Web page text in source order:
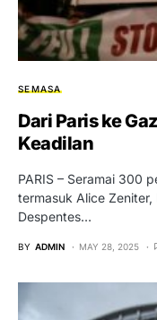
SEMASA
Dari Paris ke
Keadilan
PARIS – Seramai 300
termasuk Alice Zeniter,
Despentes…
BY ADMIN MAY 28, 2025